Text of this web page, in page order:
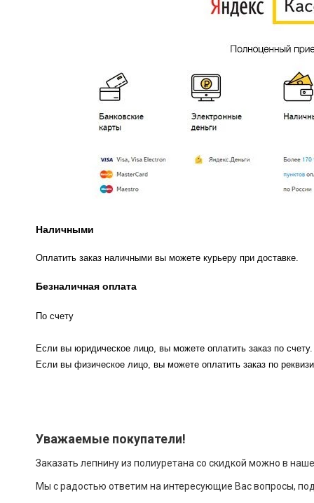
Наличными
Оплатить заказ наличными вы можете курьеру при доставке.
Безналичная оплата
По счету
Если вы юридическое лицо, вы можете оплатить заказ по счету.
Если вы физическое лицо, вы можете оплатить заказ по
Уважаемые покупатели!
Заказать лепнину из полиуретана со скидкой можно в
Мы с радостью ответим на интересующие Вас вопросы,